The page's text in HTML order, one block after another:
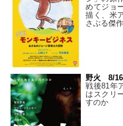
めてジョ
描く、米
さぶる傑
野火 8/
戦後81年
はスクリ
すのか